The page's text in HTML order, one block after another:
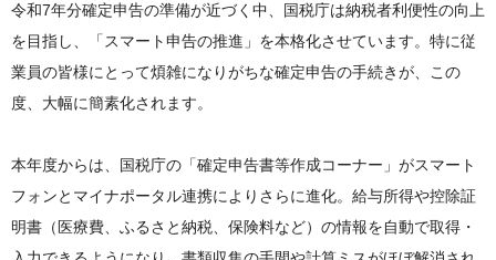
令和7年分確定申告の準備が近づく中、国税庁は納税者利便性の向上
を目指し、「スマート申告の推進」を本格化させています。特に従
業員の皆様にとって煩雑になりがちな確定申告の手続きが、この
度、大幅に簡素化されます。
本年度からは、国税庁の「確定申告書等作成コーナー」がスマート
フォンとマイナポータル連携によりさらに進化。給与所得や控除証
明書（医療費、ふるさと納税、保険料など）の情報を自動で取得・